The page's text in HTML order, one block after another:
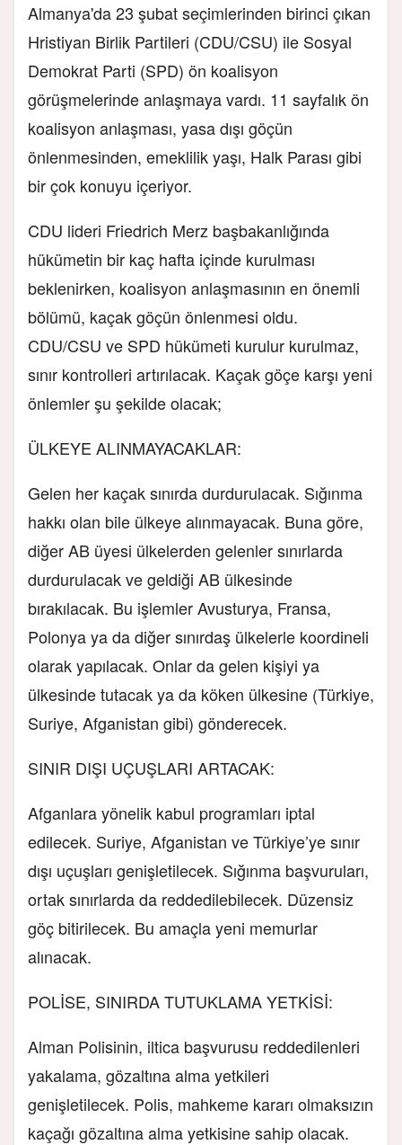
Almanya'da 23 şubat seçimlerinden birinci çıkan
Hristiyan Birlik Partileri (CDU/CSU) ile Sosyal
Demokrat Parti (SPD) ön koalisyon
görüşmelerinde anlaşmaya vardı. 11 sayfalık ön
koalisyon anlaşması, yasa dışı göçün
önlenmesinden, emeklilik yaşı, Halk Parası gibi
bir çok konuyu içeriyor.
CDU lideri Friedrich Merz başbakanlığında
hükümetin bir kaç hafta içinde kurulması
beklenirken, koalisyon anlaşmasının en önemli
bölümü, kaçak göçün önlenmesi oldu.
CDU/CSU ve SPD hükümeti kurulur kurulmaz,
sınır kontrolleri artırılacak. Kaçak göçe karşı yeni
önlemler şu şekilde olacak;
ÜLKEYE ALINMAYACAKLAR:
Gelen her kaçak sınırda durdurulacak. Sığınma
hakkı olan bile ülkeye alınmayacak. Buna göre,
diğer AB üyesi ülkelerden gelenler sınırlarda
durdurulacak ve geldiği AB ülkesinde
bırakılacak. Bu işlemler Avusturya, Fransa,
Polonya ya da diğer sınırdaş ülkelerle koordineli
olarak yapılacak. Onlar da gelen kişiyi ya
ülkesinde tutacak ya da köken ülkesine (Türkiye,
Suriye, Afganistan gibi) gönderecek.
SINIR DIŞI UÇUŞLARI ARTACAK:
Afganlara yönelik kabul programları iptal
edilecek. Suriye, Afganistan ve Türkiye’ye sınır
dışı uçuşları genişletilecek. Sığınma başvuruları,
ortak sınırlarda da reddedilebilecek. Düzensiz
göç bitirilecek. Bu amaçla yeni memurlar
alınacak.
POLİSE, SINIRDA TUTUKLAMA YETKİSİ:
Alman Polisinin, iltica başvurusu reddedilenleri
yakalama, gözaltına alma yetkileri
genişletilecek. Polis, mahkeme kararı olmaksızın
kaçağı gözaltına alma yetkisine sahip olacak.